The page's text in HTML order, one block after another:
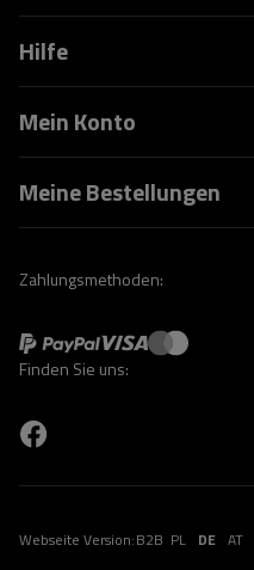
Hilfe
Mein Konto
Meine Bestellungen
Zahlungsmethoden:
Finden Sie uns:
Webseite Version:B2B PL DE AT